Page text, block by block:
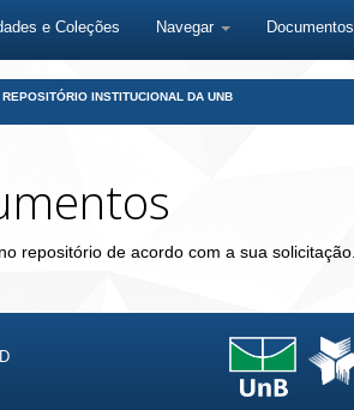
e Coleções Navegar Documentos
REPOSITÓRIO INSTITUCIONAL DA UNB
repositório de acordo com a sua solicitação.